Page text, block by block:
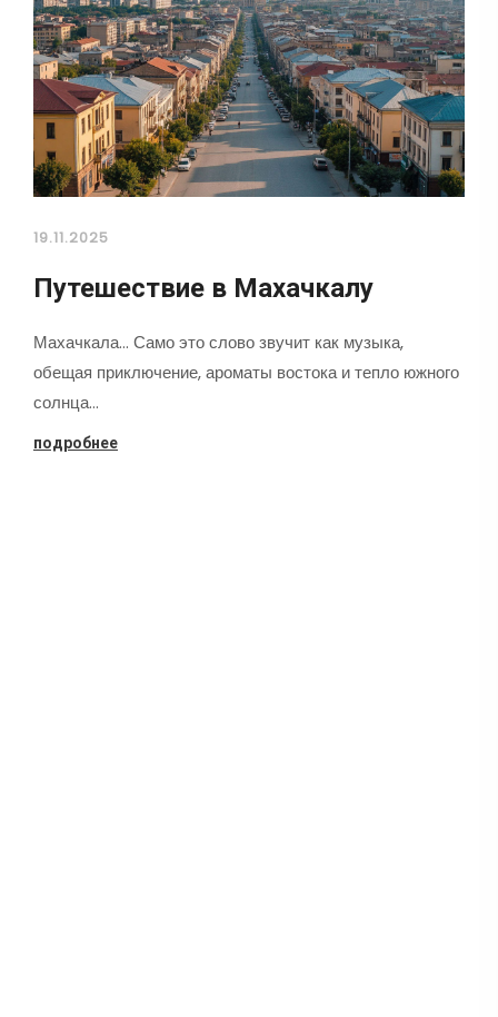
19.11.2025
Путешествие в Махачкалу
Махачкала... Само это слово звучит как музыка,
обещая приключение, ароматы востока и тепло южного
солнца…
подробнее